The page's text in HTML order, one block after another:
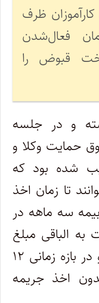
ظرف
فعال‌شدن
قبوض را
و در جلسه
حمایت وکلا و
شده بود که
تا زمان اخذ
۲۵٪ حق بیمه سه ماهه در
الباقی مبلغ
مهلتی با شروع فعالت وکالتی و در بازه زمانی ۱۲
اخذ جریمه